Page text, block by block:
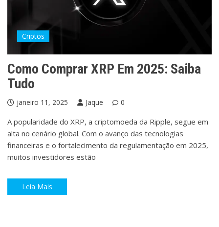
Criptos
Como Comprar XRP Em 2025: Saiba
Tudo
janeiro 11, 2025 Jaque 0
A popularidade do XRP, a criptomoeda da Ripple, segue em
alta no cenário global. Com o avanço das tecnologias
financeiras e o fortalecimento da regulamentação em 2025,
muitos investidores estão
Leia Mais